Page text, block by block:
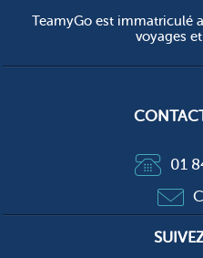
TeamyGo est immatriculé
voyages
01